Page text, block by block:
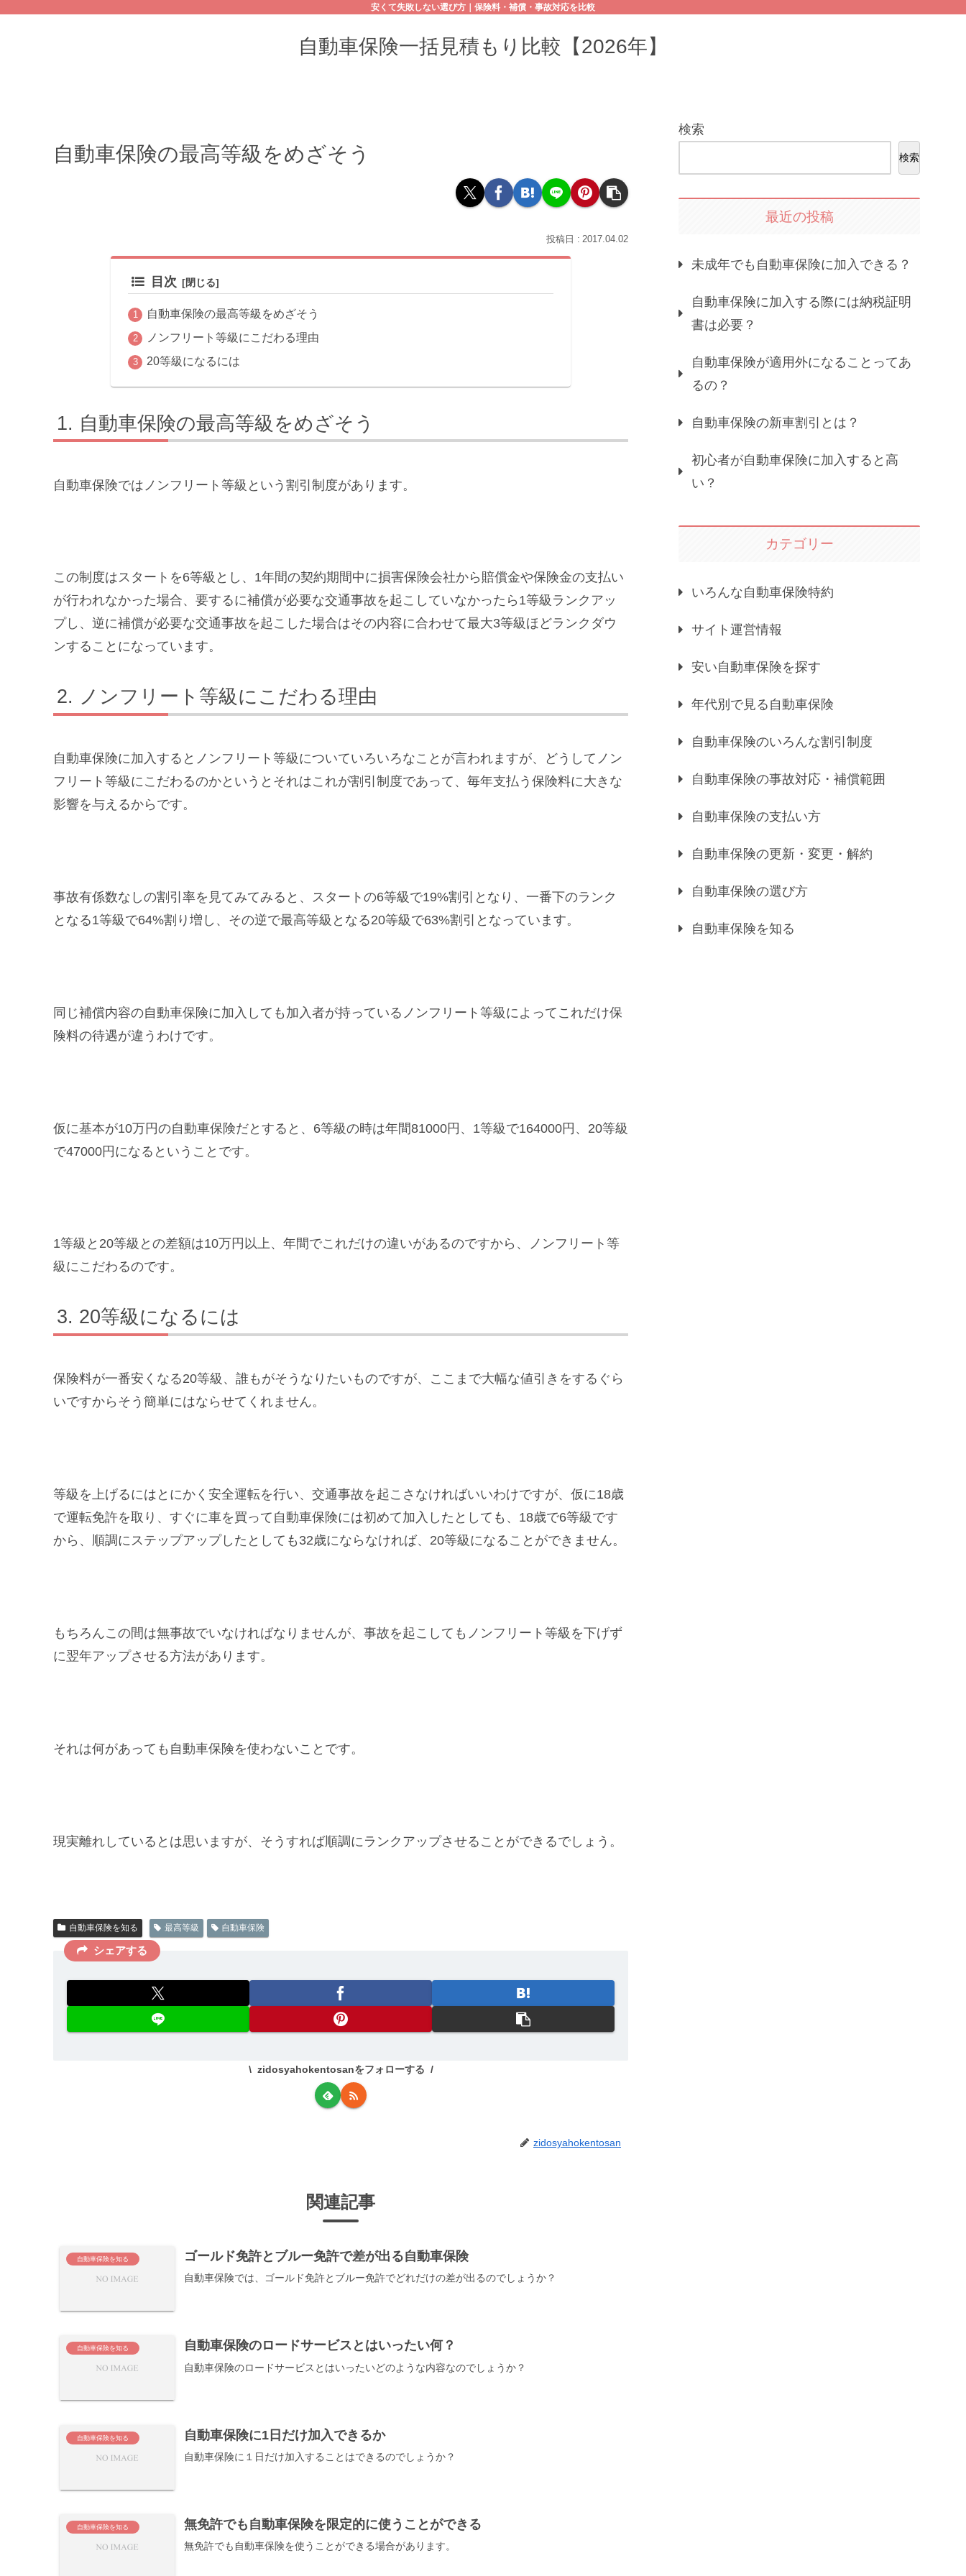
安くて失敗しない選び方｜保険料・補償・事故対応を比較
自動車保険一括見積もり比較【2026年】
自動車保険の最高等級をめざそう
2017.04.02
目次
自動車保険の最高等級をめざそう
ノンフリート等級にこだわる理由
20等級になるには
自動車保険の最高等級をめざそう
自動車保険ではノンフリート等級という割引制度があります。
この制度はスタートを6等級とし、1年間の契約期間中に損害保険会社から賠償金や保険金の支払い
が行われなかった場合、要するに補償が必要な交通事故を起こしていなかったら1等級ランクアッ
プし、逆に補償が必要な交通事故を起こした場合はその内容に合わせて最大3等級ほどランクダウ
ンすることになっています。
ノンフリート等級にこだわる理由
自動車保険に加入するとノンフリート等級についていろいろなことが言われますが、どうしてノン
フリート等級にこだわるのかというとそれはこれが割引制度であって、毎年支払う保険料に大きな
影響を与えるからです。
事故有係数なしの割引率を見てみてみると、スタートの6等級で19%割引となり、一番下のランク
となる1等級で64%割り増し、その逆で最高等級となる20等級で63%割引となっています。
同じ補償内容の自動車保険に加入しても加入者が持っているノンフリート等級によってこれだけ保
険料の待遇が違うわけです。
仮に基本が10万円の自動車保険だとすると、6等級の時は年間81000円、1等級で164000円、20等級
で47000円になるということです。
1等級と20等級との差額は10万円以上、年間でこれだけの違いがあるのですから、ノンフリート等
級にこだわるのです。
20等級になるには
保険料が一番安くなる20等級、誰もがそうなりたいものですが、ここまで大幅な値引きをするぐら
いですからそう簡単にはならせてくれません。
等級を上げるにはとにかく安全運転を行い、交通事故を起こさなければいいわけですが、仮に18歳
で運転免許を取り、すぐに車を買って自動車保険には初めて加入したとしても、18歳で6等級です
から、順調にステップアップしたとしても32歳にならなければ、20等級になることができません。
もちろんこの間は無事故でいなければなりませんが、事故を起こしてもノンフリート等級を下げず
に翌年アップさせる方法があります。
それは何があっても自動車保険を使わないことです。
現実離れしているとは思いますが、そうすれば順調にランクアップさせることができるでしょう。
自動車保険を知る 最高等級 自動車保険
シェアする
zidosyahokentosanをフォローする
zidosyahokentosan
関連記事
自動車保険を知る ゴールド免許とブルー免許で差が出る自動車保険
自動車保険では、ゴールド免許とブルー免許でどれだけの差が出るのでしょうか？
自動車保険を知る 自動車保険のロードサービスとはいったい何？
自動車保険のロードサービスとはいったいどのような内容なのでしょうか？
自動車保険を知る 自動車保険に1日だけ加入できるか
自動車保険に１日だけ加入することはできるのでしょうか？
自動車保険を知る 無免許でも自動車保険を限定的に使うことができる
無免許でも自動車保険を使うことができる場合があります。
検索
検索
最近の投稿
未成年でも自動車保険に加入できる？
自動車保険に加入する際には納税証明
書は必要？
自動車保険が適用外になることってあ
るの？
自動車保険の新車割引とは？
初心者が自動車保険に加入すると高
い？
カテゴリー
いろんな自動車保険特約
サイト運営情報
安い自動車保険を探す
年代別で見る自動車保険
自動車保険のいろんな割引制度
自動車保険の事故対応・補償範囲
自動車保険の支払い方
自動車保険の更新・変更・解約
自動車保険の選び方
自動車保険を知る